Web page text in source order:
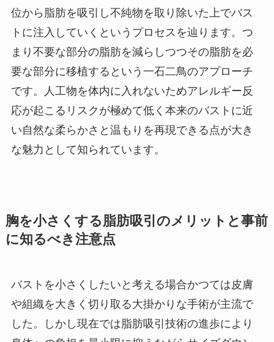
位から脂肪を吸引し不純物を取り除いた上でバス
トに注入していくというプロセスを辿ります。つ
まり不要な部分の脂肪を減らしつつその脂肪を必
要な部分に移植するという一石二鳥のアプローチ
です。人工物を体内に入れないためアレルギー反
応が起こるリスクが極めて低く本来のバストに近
い自然な柔らかさと温もりを再現できる点が大き
な魅力として知られています。
胸を小さくする脂肪吸引のメリットと事前
に知るべき注意点
バストを小さくしたいと考える場合かつては皮膚
や組織を大きく切り取る大掛かりな手術が主流で
した。しかし現在では脂肪吸引技術の進歩により